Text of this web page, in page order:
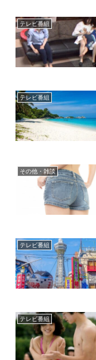
テレビ番組
テレビ番組
その他・雑談
テレビ番組
テレビ番組